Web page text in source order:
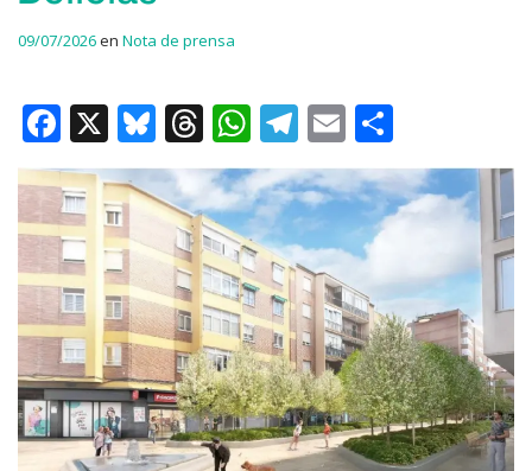
09/07/2026en Nota de prensa
F
a
c
e
b
o
o
k
X
Bl
u
e
s
k
y
T
h
re
a
d
s
W
h
at
s
A
p
p
T
el
e
gr
a
m
E
m
ai
l
o
m
ar
ti
r